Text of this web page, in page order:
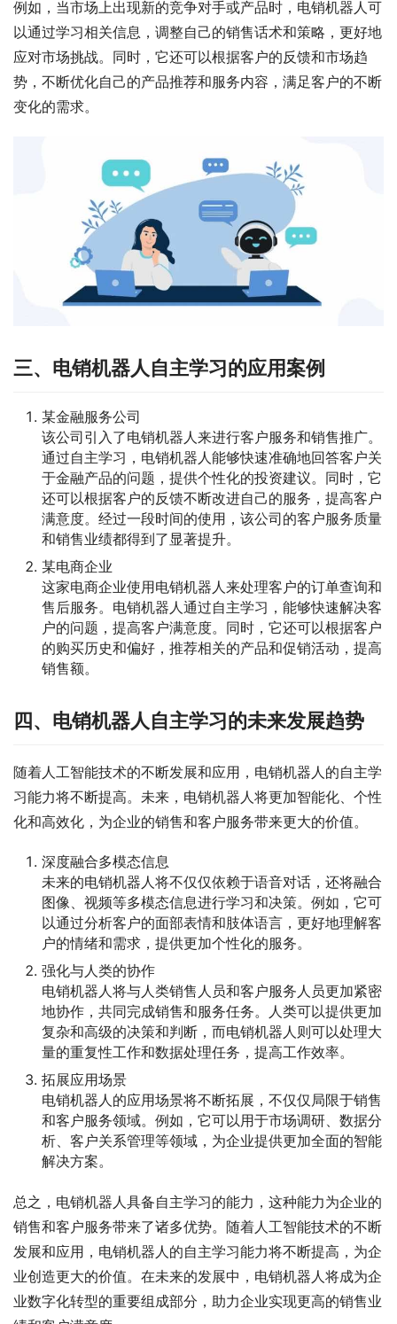
例如，当市场上出现新的竞争对手或产品时，电销机器人可
以通过学习相关信息，调整自己的销售话术和策略，更好地
应对市场挑战。同时，它还可以根据客户的反馈和市场趋
势，不断优化自己的产品推荐和服务内容，满足客户的不断
变化的需求。
三、电销机器人自主学习的应用案例
某金融服务公司
该公司引入了电销机器人来进行客户服务和销售推广。
通过自主学习，电销机器人能够快速准确地回答客户关
于金融产品的问题，提供个性化的投资建议。同时，它
还可以根据客户的反馈不断改进自己的服务，提高客户
满意度。经过一段时间的使用，该公司的客户服务质量
和销售业绩都得到了显著提升。
某电商企业
这家电商企业使用电销机器人来处理客户的订单查询和
售后服务。电销机器人通过自主学习，能够快速解决客
户的问题，提高客户满意度。同时，它还可以根据客户
的购买历史和偏好，推荐相关的产品和促销活动，提高
销售额。
四、电销机器人自主学习的未来发展趋势
随着人工智能技术的不断发展和应用，电销机器人的自主学
习能力将不断提高。未来，电销机器人将更加智能化、个性
化和高效化，为企业的销售和客户服务带来更大的价值。
深度融合多模态信息
未来的电销机器人将不仅仅依赖于语音对话，还将融合
图像、视频等多模态信息进行学习和决策。例如，它可
以通过分析客户的面部表情和肢体语言，更好地理解客
户的情绪和需求，提供更加个性化的服务。
强化与人类的协作
电销机器人将与人类销售人员和客户服务人员更加紧密
地协作，共同完成销售和服务任务。人类可以提供更加
复杂和高级的决策和判断，而电销机器人则可以处理大
量的重复性工作和数据处理任务，提高工作效率。
拓展应用场景
电销机器人的应用场景将不断拓展，不仅仅局限于销售
和客户服务领域。例如，它可以用于市场调研、数据分
析、客户关系管理等领域，为企业提供更加全面的智能
解决方案。
总之，电销机器人具备自主学习的能力，这种能力为企业的
销售和客户服务带来了诸多优势。随着人工智能技术的不断
发展和应用，电销机器人的自主学习能力将不断提高，为企
业创造更大的价值。在未来的发展中，电销机器人将成为企
业数字化转型的重要组成部分，助力企业实现更高的销售业